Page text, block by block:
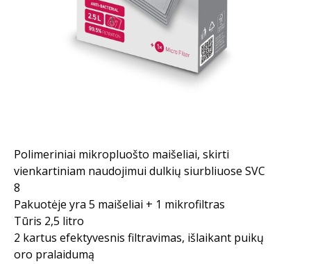
Polimeriniai mikropluošto maišeliai, skirti
vienkartiniam naudojimui dulkių siurbliuose SVC
8
Pakuotėje yra 5 maišeliai + 1 mikrofiltras
Tūris 2,5 litro
2 kartus efektyvesnis filtravimas, išlaikant puikų
oro pralaidumą